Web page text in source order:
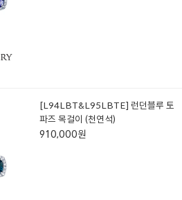
[L94LBT&L95LBTE] 런던블루 토
파즈 목걸이 (천연석)
910,000원